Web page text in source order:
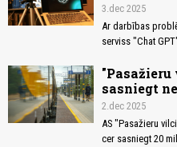
3.dec 2025
Ar darbības
serviss "Chat
sasniegt
2.dec 2025
AS "Pasažieru
cer sasniegt 20